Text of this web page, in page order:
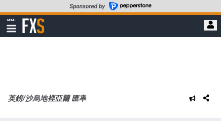
至
要
MENU
顯
示
FXStreet
英鎊/沙烏地裡亞爾 匯率